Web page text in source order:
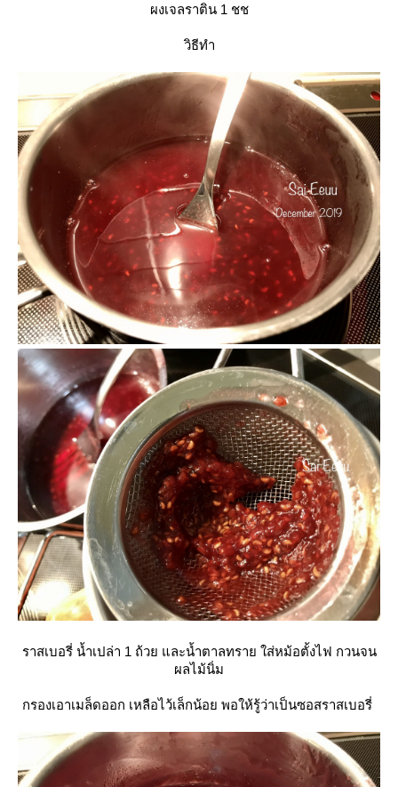
ผงเจลราติน 1 ชช
วิธีทำ
ราสเบอรี่ น้ำเปล่า 1 ถ้วย และน้ำตาลทราย ใส่หม้อตั้งไฟ กวนจน
ผลไม้นิ่ม
กรองเอาเมล็ดออก เหลือไว้เล็กน้อย พอให้รู้ว่าเป็นซอสราสเบอรี่